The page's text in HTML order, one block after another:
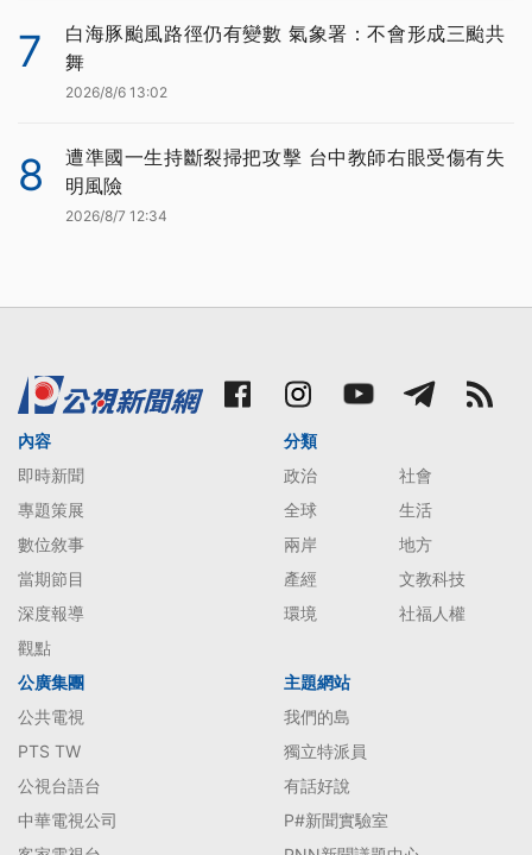
7
白海豚颱風路徑仍有變數 氣象署：不會形成三颱共
舞
2026/8/6 13:02
8
遭準國一生持斷裂掃把攻擊 台中教師右眼受傷有失
明風險
2026/8/7 12:34
內容
即時新聞
專題策展
數位敘事
當期節目
深度報導
觀點
分類
政治
社會
全球
生活
兩岸
地方
產經
文教科技
環境
社福人權
公廣集團
公共電視
PTS TW
公視台語台
中華電視公司
主題網站
我們的島
獨立特派員
有話好說
P#新聞實驗室